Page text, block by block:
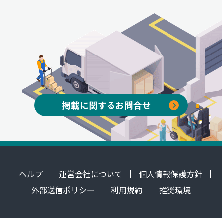
掲載に関するお問合せ
ヘルプ 運営会社について
個人情報保護方針
外部送信ポリシー
利用規約 推奨環境